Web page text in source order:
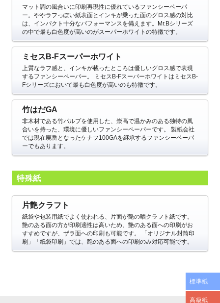
マット調の風合いに印刷再現性に優れているファンシーペーパ
ー。ややラフっぽい紙表面とインキが乗った面のグロス感の対比
は、インパクト十分なパフォーマンスを備えます。Mr.Bシリーズ
の中で最も白色度が高いのがスーパーホワイトの特徴です。
ミセスB-Fスーパーホワイト
上質なラフ感と、インキが載ったところは優しいグロス感で表現
するファンシーペーパー。
ミセスB-FスーパーホワイトはミセスB-
Fシリーズにおいて最も白色度が高いのも特徴です。
竹はだGA
非木材である竹パルプを使用した、崇高で温かみのある独特の風
合いを持った、環境に優しいファンシーペーパーです。 製紙会社
では現在廃番となったケナフ100GAを継承するファンシーペーパ
ーでもあります。
特殊紙
片艶クラフト
紙袋や包装用紙でよく使われる、片面が艶の晒クラフト紙です。
艶のある面の方が印刷適性は高いため、艶のある面への印刷がお
すすめですが、ザラ面への印刷も可能です。
「オリジナル封筒印
刷」「紙袋印刷」では、艶のある面への印刷のみ対応可能です。
標準紙
高級紙